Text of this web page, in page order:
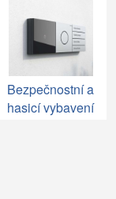
Bezpečnostní a
hasicí vybavení